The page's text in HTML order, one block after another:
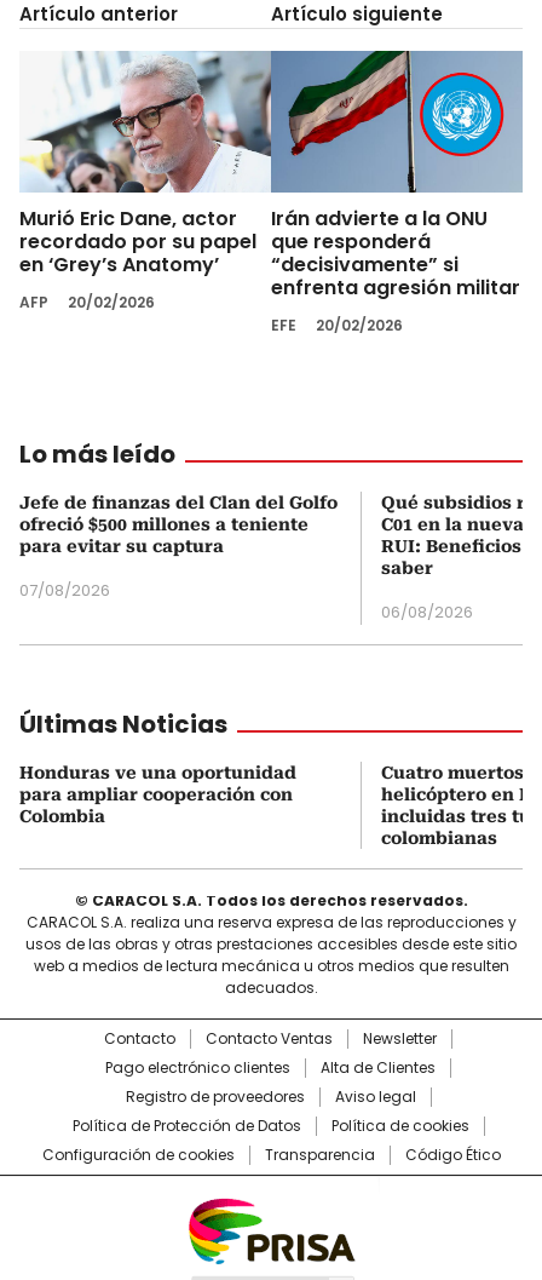
Artículo anterior
Murió Eric Dane, actor
recordado por su papel
en ‘Grey’s Anatomy’
AFP 20/02/2026
Artículo siguiente
Irán advierte a la ONU
que responderá
“decisivamente” si
enfrenta agresión militar
EFE 20/02/2026
Lo más leído
Jefe de finanzas del Clan del Golfo
ofreció $500 millones a teniente
para evitar su captura
07/08/2026
Qué subsidios
C01 en la nueva
RUI: Beneficios
saber
06/08/2026
Últimas Noticias
Honduras ve una oportunidad
para ampliar cooperación con
Colombia
Cuatro muertos
helicóptero en
incluidas tres
colombianas
© CARACOL S.A. Todos los derechos reservados.
CARACOL S.A. realiza una reserva expresa de las reproducciones y
usos de las obras y otras prestaciones accesibles desde este sitio
web a medios de lectura mecánica u otros medios que resulten
adecuados.
Contacto Contacto Ventas
Newsletter
Pago electrónico clientes
Alta de Clientes
Registro de proveedores
Aviso legal
Política de Protección de Datos
Política de cookies
Configuración de cookies
Transparencia Código Ético